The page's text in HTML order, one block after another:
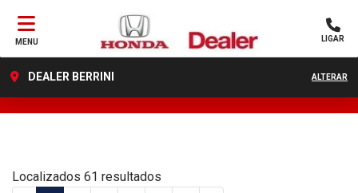
MENU LIGAR
DEALER BERRINI ALTERAR
Localizados 61 resultados